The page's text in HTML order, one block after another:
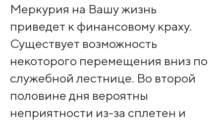
Меркурия на Вашу жизнь
приведет к финансовому краху.
Существует возможность
некоторого перемещения вниз по
служебной лестнице. Во второй
половине дня вероятны
неприятности из-за сплетен и